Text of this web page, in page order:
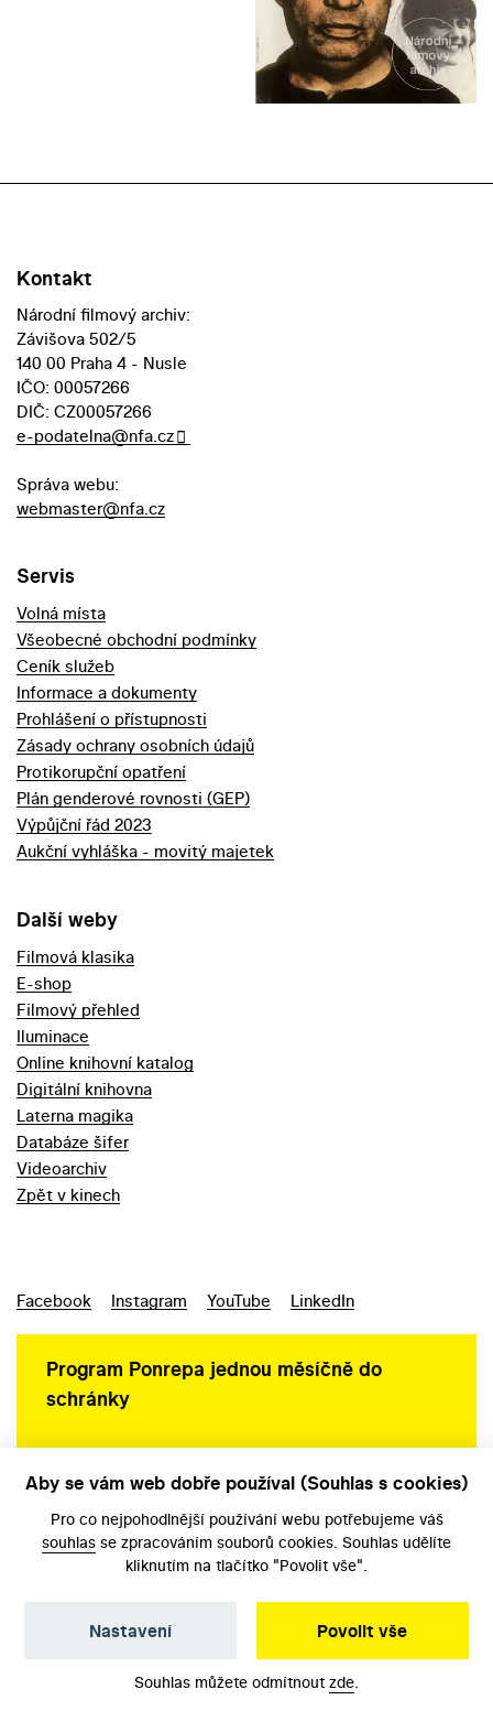
Kontakt
Národní filmový archiv:
Závišova 502/5
140 00 Praha 4 - Nusle
IČO: 00057266
DIČ: CZ00057266
e-podatelna@nfa.cz
Správa webu:
webmaster@nfa.cz
Servis
Volná místa
Všeobecné obchodní podmínky
Ceník služeb
Informace a dokumenty
Prohlášení o přístupnosti
Zásady ochrany osobních údajů
Protikorupční opatření
Plán genderové rovnosti (GEP)
Výpůjční řád 2023
Aukční vyhláška - movitý majetek
Další weby
Filmová klasika
E-shop
Filmový přehled
Iluminace
Online knihovní katalog
Digitální knihovna
Laterna magika
Databáze šifer
Videoarchiv
Zpět v kinech
Facebook Instagram YouTube LinkedIn
Program Ponrepa jednou měsíčně do
schránky
Aby se vám web dobře používal (Souhlas s cookies)
Pro co nejpohodlnější používání webu potřebujeme váš
souhlas se zpracováním souborů cookies. Souhlas udělíte
kliknutím na tlačítko "Povolit vše".
Povolit vše
Nastavení
Souhlas můžete odmítnout zde